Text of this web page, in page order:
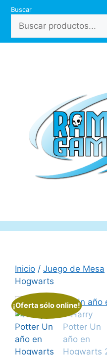
Saltar
contenido
Buscar
Inicio / Juego de Mesa
Hogwarts
¡Oferta sólo online!